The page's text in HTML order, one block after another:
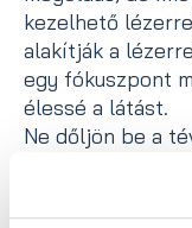
kezelhető
alakítják a
egy fókuszpont
élessé a látást.
Ne dőljön be a
lenne a lézeres